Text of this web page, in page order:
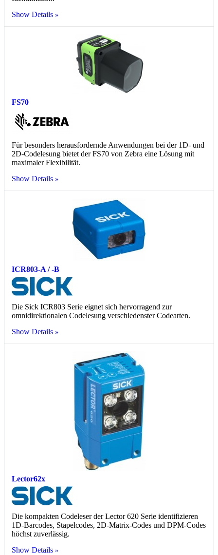
Show Details
FS70
Für besonders herausfordernde Anwendungen bei der 1D- und
2D-Codelesung bietet der FS70 von Zebra eine Lösung mit
maximaler Flexibilität.
Show Details
ICR803-A / -B
Die Sick ICR803 Serie eignet sich hervorragend zur
omnidirektionalen Codelesung verschiedenster Codearten.
Show Details
Lector62x
Die kompakten Codeleser der Lector 620 Serie identifizieren
1D-Barcodes, Stapelcodes, 2D-Matrix-Codes und DPM-Codes
höchst zuverlässig.
Show Details